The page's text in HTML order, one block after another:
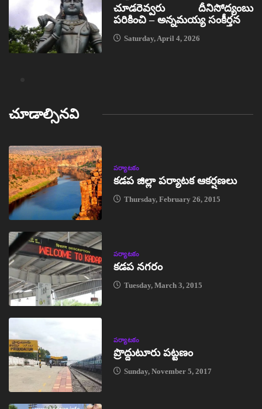
చూడరెవ్వరు దీనిసోద్యంబు
పరికించి – అన్నమయ్య సంకీర్తన
Saturday, April 4, 2026
చూడాల్సినవి
పర్యాటకం
కడప జిల్లా పర్యాటక ఆకర్షణలు
Thursday, February 26, 2015
పర్యాటకం
కడప నగరం
Tuesday, March 3, 2015
పర్యాటకం
ప్రొద్దుటూరు పట్టణం
Sunday, November 5, 2017